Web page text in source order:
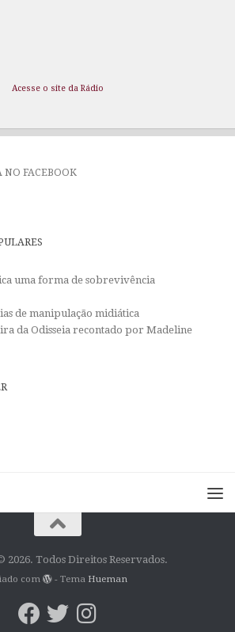
Acesse o site da Rádio
NO FACEBOOK
uma forma de sobrevivência
de manipulação midiática
da Odisseia recontado por Madeline
2026. Todos Direitos Reservados.
com - Tema Hueman